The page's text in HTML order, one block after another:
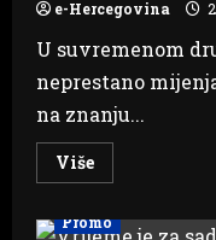
e-Hercegovina
U suvremenom
neprestano
na znanju...
VišeRead
more
koje
Promo